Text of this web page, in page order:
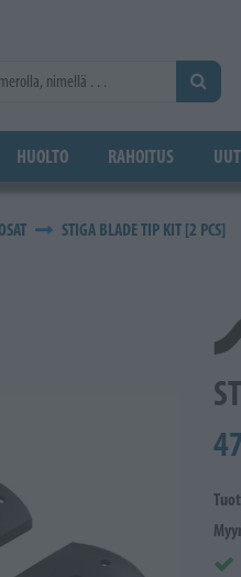
HUOLTO RAHOITUS
STIGA BLADE TIP KIT [2 PCS]